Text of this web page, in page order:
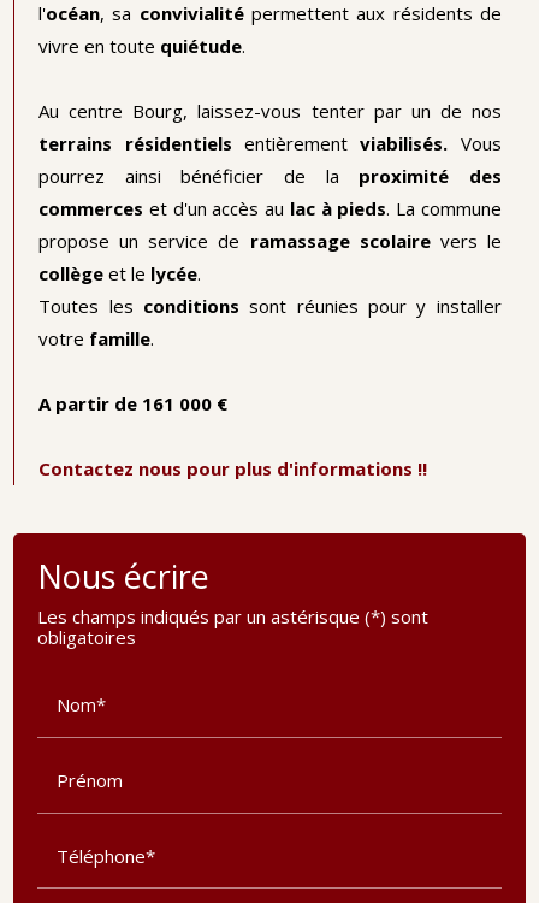
l'océan, sa convivialitépermettent aux résidents de
vivre en toute quiétude.
Au centre Bourg, laissez-vous tenter par un de nos
terrains résidentiels entièrementviabilisés. Vous
pourrez ainsi bénéficier de la proximité des
commerces et d'un accès au lac à pieds. La commune
propose un service de ramassage scolairevers le
collège et le lycée.
Toutes les conditions sont réunies pour y installer
votre famille.
A partir de 161 000 €
Contactez nous pour plus d'informations !!
Nous écrire
Les champs indiqués par un astérisque (*) sont
obligatoires
Nom*
Prénom
Téléphone*